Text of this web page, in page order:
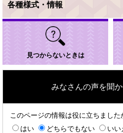
各種様式・情報
見つからないときは
みなさんの声を聞
このページの情報は役に立ちました
はい
どちらでもない いい